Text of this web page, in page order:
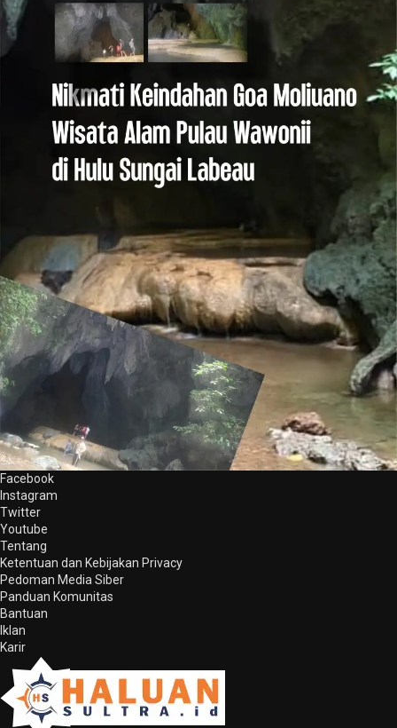
Facebook
Instagram
Twitter
Youtube
Tentang
Ketentuan dan Kebijakan Privacy
Pedoman Media Siber
Panduan Komunitas
Bantuan
Iklan
Karir